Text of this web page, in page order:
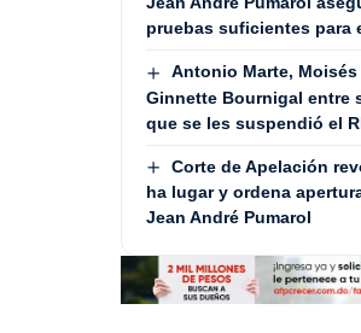
pruebas suficientes para
Antonio Marte, Moisés
Ginnette Bournigal entre
que se les suspendió el
Corte de Apelación
ha lugar y ordena
Jean André Pumarol